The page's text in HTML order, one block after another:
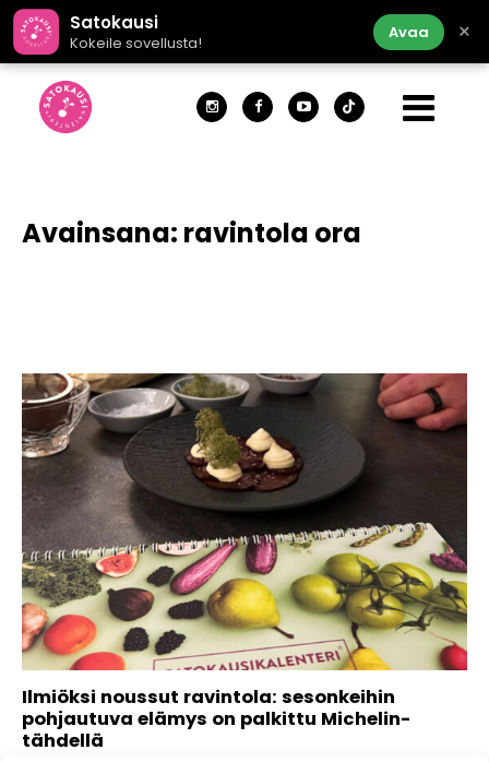
Satokausi
Kokeile sovellusta!
Avaa ×
Avainsana: ravintola ora
Ilmiöksi noussut ravintola: sesonkeihin
pohjautuva elämys on palkittu Michelin-
tähdellä